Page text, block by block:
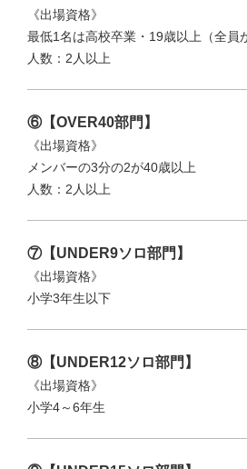
《出場資格》
最低1名は高校卒業・19歳以上（全員
人数：2人以上
⑥【OVER40部門】
《出場資格》
メンバーの3分の2が40歳以上
人数：2人以上
⑦【UNDER9ソロ部門】
《出場資格》
小学3年生以下
⑧【UNDER12ソロ部門】
《出場資格》
小学4～6年生